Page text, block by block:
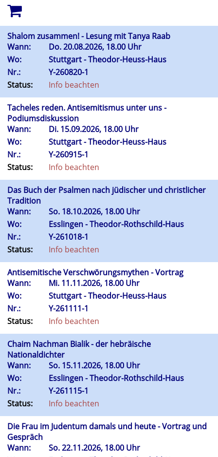
Shalom zusammen! - Lesung mit Tanya Raab
Wann:
Do.20.08.2026, 18.00 Uhr
Wo:
Stuttgart - Theodor-Heuss-Haus
Nr.:
Y-260820-1
Status:
Info beachten
Tacheles reden. Antisemitismus unter uns -
Podiumsdiskussion
Wann:
Di. 15.09.2026, 18.00 Uhr
Wo:
Stuttgart - Theodor-Heuss-Haus
Nr.:
Y-260915-1
Status:
Info beachten
Das Buch der Psalmen nach jüdischer und christlicher
Tradition
Wann:
So. 18.10.2026, 18.00 Uhr
Wo:
Esslingen - Theodor-Rothschild-Haus
Nr.:
Y-261018-1
Status:
Info beachten
Antisemitische Verschwörungsmythen - Vortrag
Wann:
Mi. 11.11.2026, 18.00 Uhr
Wo:
Stuttgart - Theodor-Heuss-Haus
Nr.:
Y-261111-1
Status:
Info beachten
Chaim Nachman Bialik - der hebräische
Nationaldichter
Wann:
So. 15.11.2026, 18.00 Uhr
Wo:
Esslingen - Theodor-Rothschild-Haus
Nr.:
Y-261115-1
Status:
Info beachten
Die Frau im Judentum damals und heute - Vortrag und
Gespräch
Wann:
So.22.11.2026, 18.00 Uhr